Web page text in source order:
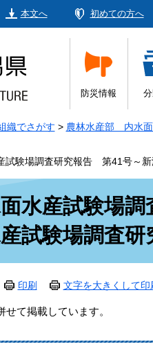
本文へ 初めての方へ
防災情報
織でさがす > 農林水産部 内水
試験場調査研究報告 第41号～
水産試験場
試験場調査
印刷 文字を大きくして印
て掲載しています。